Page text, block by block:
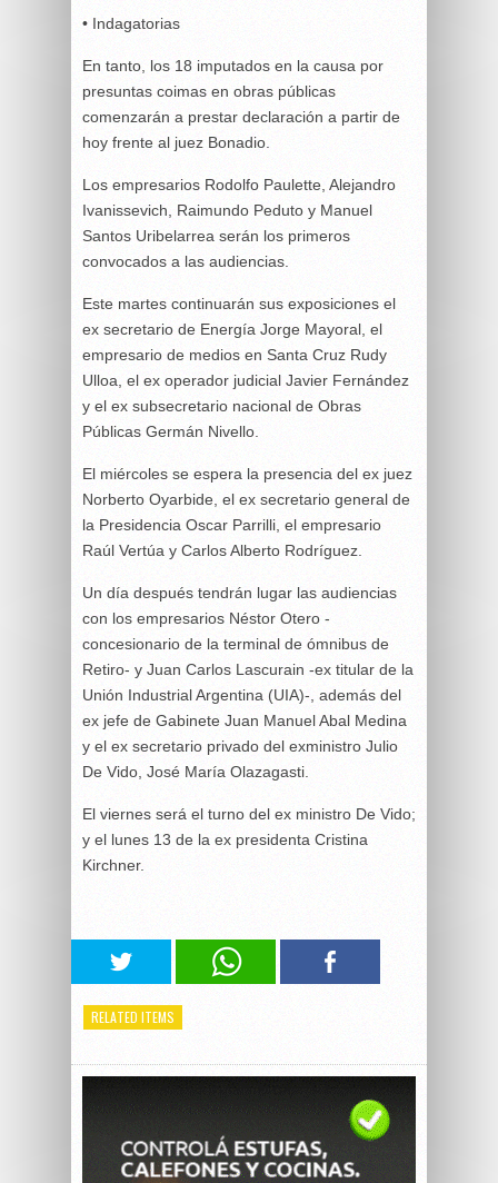
• Indagatorias
En tanto, los 18 imputados en la causa por
presuntas coimas en obras públicas
comenzarán a prestar declaración a partir de
hoy frente al juez Bonadio.
Los empresarios Rodolfo Paulette, Alejandro
Ivanissevich, Raimundo Peduto y Manuel
Santos Uribelarrea serán los primeros
convocados a las audiencias.
Este martes continuarán sus exposiciones el
ex secretario de Energía Jorge Mayoral, el
empresario de medios en Santa Cruz Rudy
Ulloa, el ex operador judicial Javier Fernández
y el ex subsecretario nacional de Obras
Públicas Germán Nivello.
El miércoles se espera la presencia del ex juez
Norberto Oyarbide, el ex secretario general de
la Presidencia Oscar Parrilli, el empresario
Raúl Vertúa y Carlos Alberto Rodríguez.
Un día después tendrán lugar las audiencias
con los empresarios Néstor Otero -
concesionario de la terminal de ómnibus de
Retiro- y Juan Carlos Lascurain -ex titular de la
Unión Industrial Argentina (UIA)-, además del
ex jefe de Gabinete Juan Manuel Abal Medina
y el ex secretario privado del exministro Julio
De Vido, José María Olazagasti.
El viernes será el turno del ex ministro De Vido;
y el lunes 13 de la ex presidenta Cristina
Kirchner.
RELATED ITEMS